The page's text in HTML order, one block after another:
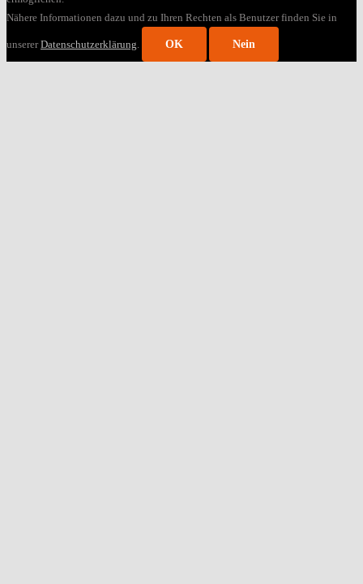
Nähere Informationen dazu und zu Ihren Rechten als Benutzer finden Sie in
unsererDatenschutzerklärung. OK Nein